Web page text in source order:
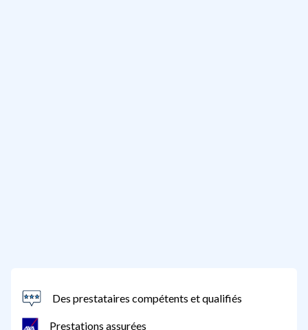
Des prestataires compétents et qualifiés
Prestations assurées